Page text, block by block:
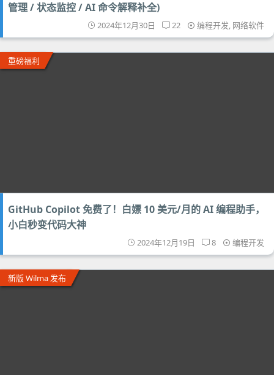
管理 / 状态监控 / AI 命令解释补全)
2024年12月30日 22 编程开发, 网络软件
重磅福利
GitHub Copilot 免费了！白嫖 10 美元/月的 AI 编程助手，
小白秒变代码大神
2024年12月19日 8 编程开发
新版 Wilma 发布